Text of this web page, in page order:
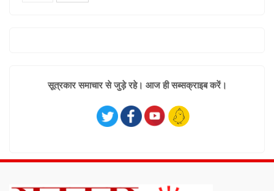
सूत्रकार समाचार से जुड़े रहे। आज ही सब्सक्राइब करें।